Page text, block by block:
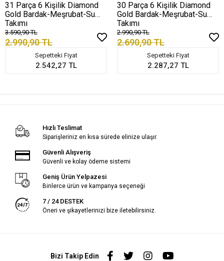
31 Parça 6 Kişilik Diamond
Gold Bardak-Meşrubat-Su
Takımı
3.590,90 TL
2.990,90 TL
Sepetteki Fiyat
2.542,27 TL
30 Parça 6 Kişilik Diamond
Gold Bardak-Meşrubat-Su
Takımı
2.990,90 TL
2.690,90 TL
Sepetteki Fiyat
2.287,27 TL
Hızlı Teslimat
Siparişleriniz en kısa sürede elinize ulaşır.
Güvenli Alışveriş
Güvenli ve kolay ödeme sistemi
Geniş Ürün Yelpazesi
Binlerce ürün ve kampanya seçeneği
7 / 24 DESTEK
Öneri ve şikayetlerinizi bize iletebilirsiniz.
Bizi Takip Edin